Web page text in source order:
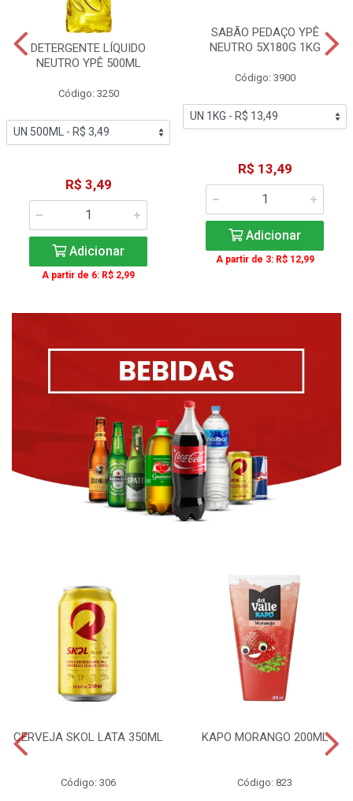
DETERGENTE LÍQUIDO
NEUTRO YPÊ 500ML
Código: 3250
R$ 3,49
Adicionar
A partir de 6: R$ 2,99
SABÃO PEDAÇO YPÊ
NEUTRO 5X180G 1KG
Código: 3900
R$ 13,49
Adicionar
A partir de 3: R$ 12,99
CERVEJA SKOL LATA 350ML
Código: 306
KAPO MORANGO 200ML
Código: 823